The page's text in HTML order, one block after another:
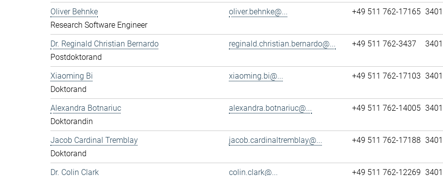
Oliver Behnke
Research Software Engineer
oliver.behnke@... +49 511 762-17165
Dr. Reginald Christian Bernardo
Postdoktorand
reginald.christian.bernardo@... +49 511 762-3437
Xiaoming Bi
Doktorand
xiaoming.bi@... +49 511 762-17103
Alexandra Botnariuc
Doktorandin
alexandra.botnariuc@... +49 511 762-14005
Jacob Cardinal Tremblay
Doktorand
jacob.cardinaltremblay@... +49 511 762-17188
Dr. Colin Clark colin.clark@... +49 511 762-12269